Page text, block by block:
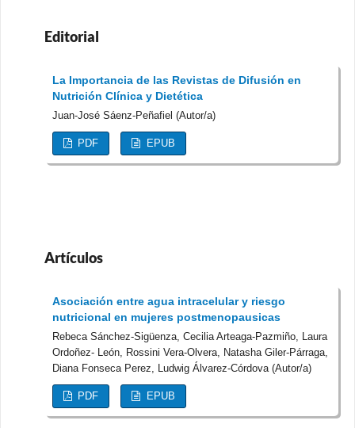
Editorial
La Importancia de las Revistas de Difusión en
Nutrición Clínica y Dietética
Juan-José Sáenz-Peñafiel (Autor/a)
PDF EPUB
Artículos
Asociación entre agua intracelular y riesgo
nutricional en mujeres postmenopausicas
Rebeca Sánchez-Sigüenza, Cecilia Arteaga-Pazmiño, Laura
Ordoñez- León, Rossini Vera-Olvera, Natasha Giler-Párraga,
Diana Fonseca Perez, Ludwig Álvarez-Córdova (Autor/a)
PDF EPUB